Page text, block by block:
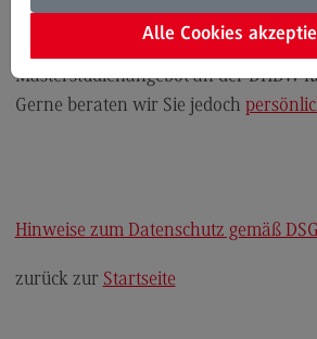
Bauingenieurwesen
Bauingenieurwesen
Rahmenbedingungen
Data Science and Artificial
Derzeit ist keine Infoveranstaltung zum
Masterstudienangebot an der DHBW
Gerne beraten wir Sie jedoch
Hinweise zum Datenschutz gemäß
zurück zur Startseite
Alle Cookies